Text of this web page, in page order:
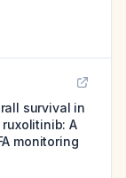
survival in
A
monitoring